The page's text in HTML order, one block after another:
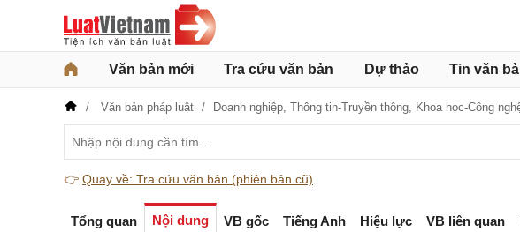
Văn bản mới Tra cứu văn bản Dự thảo Tin văn
Văn bản pháp luật Doanh nghiệp, Thông tin-Truyền thông, Khoa học-Công
👉 Quay về: Tra cứu văn bản (phiên bản cũ)
Tổng quan Nội dung VB gốc Tiếng Anh Hiệu lực VB liên quan